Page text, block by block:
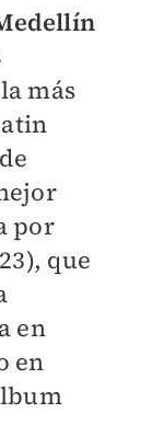
más
por
que
en
en